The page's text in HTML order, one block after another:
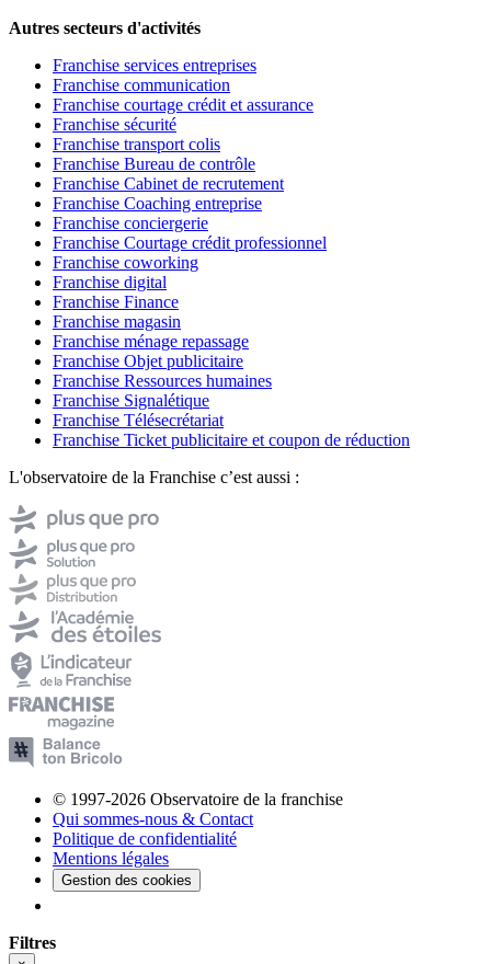
Autres secteurs d'activités
Franchise services entreprises
Franchise communication
Franchise courtage crédit et assurance
Franchise sécurité
Franchise transport colis
Franchise Bureau de contrôle
Franchise Cabinet de recrutement
Franchise Coaching entreprise
Franchise conciergerie
Franchise Courtage crédit professionnel
Franchise coworking
Franchise digital
Franchise Finance
Franchise magasin
Franchise ménage repassage
Franchise Objet publicitaire
Franchise Ressources humaines
Franchise Signalétique
Franchise Télésecrétariat
Franchise Ticket publicitaire et coupon de réduction
L'observatoire de la Franchise c’est aussi :
© 1997-2026 Observatoire de la franchise
Qui sommes-nous & Contact
Politique de confidentialité
Mentions légales
Gestion des cookies
Filtres